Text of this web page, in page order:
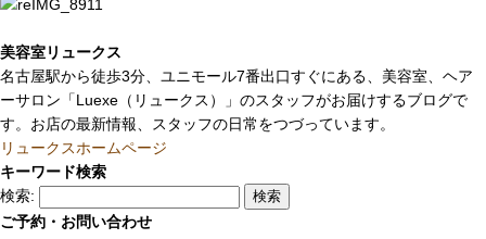
美容室リュークス
名古屋駅から徒歩3分、ユニモール7番出口すぐにある、美容室、ヘア
ーサロン「Luexe（リュークス）」のスタッフがお届けするブログで
す。お店の最新情報、スタッフの日常をつづっています。
リュークスホームページ
キーワード検索
検索:
ご予約・お問い合わせ